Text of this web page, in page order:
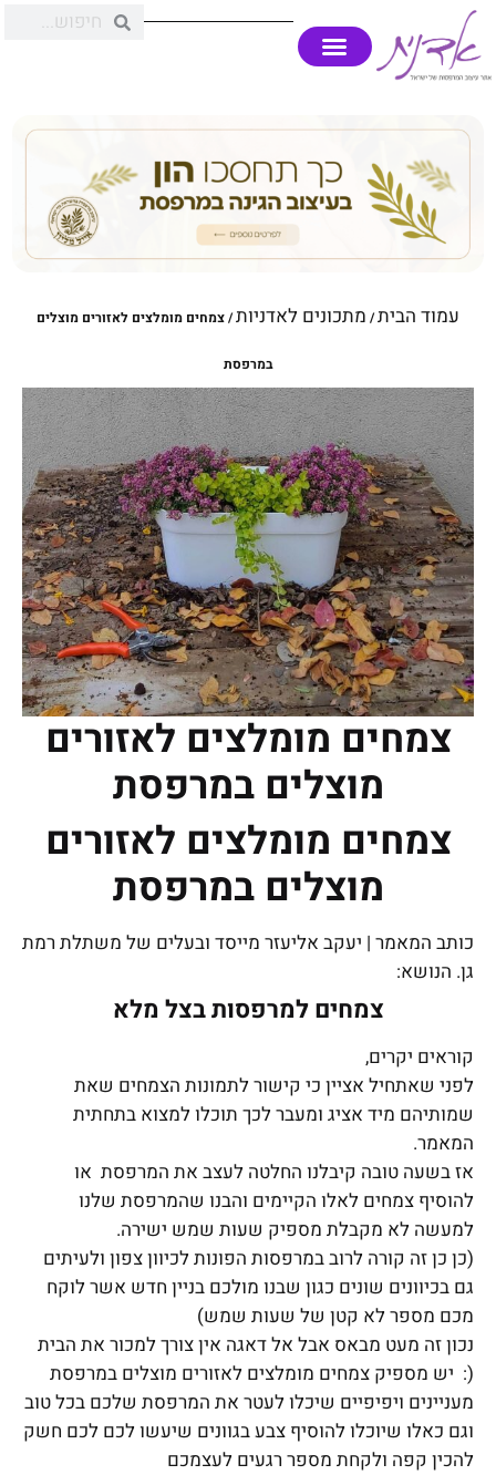
עמוד הבית/ מתכונים לאדניות/ צמחים מומלצים לאזורים מוצלים
במרפסת
צמחים מומלצים לאזורים
מוצלים במרפסת
צמחים מומלצים לאזורים
מוצלים במרפסת
כותב המאמר | יעקב אליעזר מייסד ובעלים של משתלת רמת
גן. הנושא:
צמחים למרפסות בצל מלא
קוראים יקרים,
לפני שאתחיל אציין כי קישור לתמונות הצמחים שאת
שמותיהם מיד אציג ומעבר לכך תוכלו למצוא בתחתית
המאמר.
אז בשעה טובה קיבלנו החלטה לעצב את המרפסת או
להוסיף צמחים לאלו הקיימים והבנו שהמרפסת שלנו
למעשה לא מקבלת מספיק שעות שמש ישירה.
(כן כן זה קורה לרוב במרפסות הפונות לכיוון צפון ולעיתים
גם בכיוונים שונים כגון שבנו מולכם בניין חדש אשר לוקח
מכם מספר לא קטן של שעות שמש)
נכון זה מעט מבאס אבל אל דאגה אין צורך למכור את הבית
(: יש מספיק צמחים מומלצים לאזורים מוצלים במרפסת
מעניינים ויפיפיים שיכלו לעטר את המרפסת שלכם בכל טוב
וגם כאלו שיוכלו להוסיף צבע בגוונים שיעשו לכם לכם חשק
להכין קפה ולקחת מספר רגעים לעצמכם